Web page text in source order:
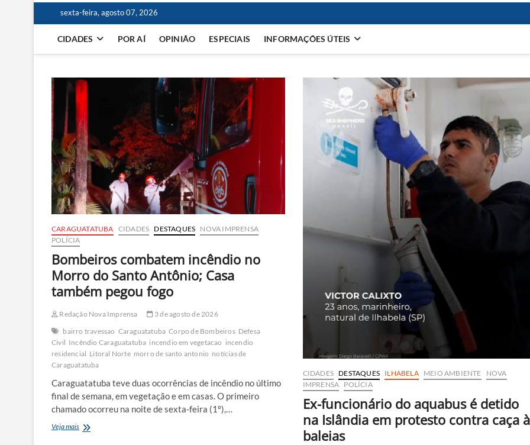
sexta-feira, agosto 07, 2026
CIDADES POR AÍ OPINIÃO ESPECIAIS INFORMAÇÕES ÚTEIS
CARAGUATATUBA CIDADES DESTAQUES NOVA IMPRENSA
POLÍCIA
Bombeiros combatem incêndio no
Morro do Santo Antônio; Casa
também pegou fogo
Redação Nova Imprensa
3 de agosto de 2026
bairro travessao Caraguatatuba Corpo de Bombeiros Defesa
Civil Incêndio Caraguatatuba incendio em vegetacao incendio
residencial Litoral Norte morro de santo antonio notícias de
Caraguatatuba
Caraguatatuba teve duas ocorrências de incêndio no último
final de semana, em vegetação e em casas. O primeiro
chamado ocorreu na noite de sexta-feira (1º),…
Veja maisBombeiros
CIDADES DESTAQUES ILHABELA MEIO AMBIENTE
NOVA
IMPRENSA POLÍCIA
Ex-funcionário do aquabus é detido
na Islândia em protesto contra caça
baleias